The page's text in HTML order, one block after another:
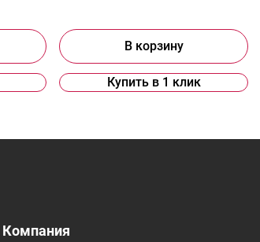
В корзину
Купить в 1 клик
Компания